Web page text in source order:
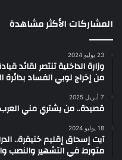
المشاركات الأكثر مشاهدة
23 يوليو 2024
وزارة الداخلية تنتصر لقائد
من إخراج لوبي الفساد بدائرة
7 أبريل 2025
قصيدة.. من يشتري مني
18 يوليو 2024
آيت إسحاق إقليم خنيفرة..
متورط في التشهير والنصب